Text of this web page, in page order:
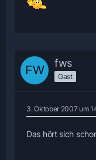
fws
Gast
3. Oktober 2007 um
Das hört sich